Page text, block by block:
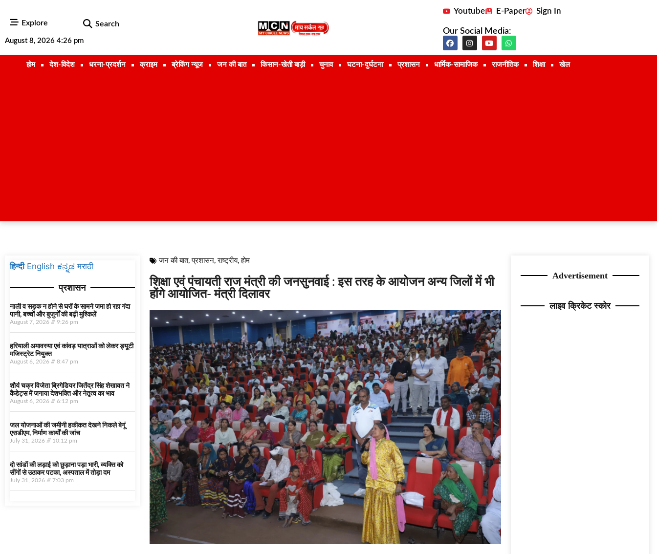
Explore Search
August 8, 2026 4:26 pm
Youtube E-Paper Sign In
Our Social Media:
होम देश-विदेश धरना-प्रदर्शन क्राइम ब्रेकिंग न्यूज जन की बात किसान-खेती बाड़ी चुनाव घटना-दुर्घटना प्रशासन धार्मिक-सामाजिक राजनीतिक शिक्षा खेल
हिन्दी English ಕನ್ನಡ मराठी
प्रशासन
नाली व सड़क न होने से घरों के सामने जमा हो रहा गंदा
पानी, बच्चों और बुजुर्गों की बढ़ी मुश्किलें
August 7, 2026 9:26 pm
हरियाली अमावस्या एवं कांवड़ यात्राओं को लेकर ड्यूटी
मजिस्ट्रेट नियुक्त
August 6, 2026 8:47 pm
शौर्य चक्र विजेता ब्रिगेडियर जितेंद्र सिंह शेखावत ने
कैडेट्स में जगाया देशभक्ति और नेतृत्व का भाव
August 6, 2026 6:12 pm
जल योजनाओं की जमीनी हकीकत देखने निकले बेगूं
एसडीएम, निर्माण कार्यों की जांच
July 31, 2026 10:12 pm
दो सांडों की लड़ाई को छुड़ाना पड़ा भारी, व्यक्ति को
सींगों से उठाकर पटका, अस्पताल में तोड़ा दम
July 31, 2026 7:03 pm
जन की बात,प्रशासन,राष्ट्रीय,होम
शिक्षा एवं पंचायती राज मंत्री की जनसुनवाई : इस तरह के आयोजन अन्य जिलों में भी
होंगे आयोजित- मंत्री दिलावर
Advertisement
लाइव क्रिकेट स्कोर